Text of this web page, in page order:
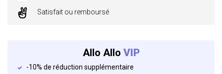
Satisfait ou remboursé
Allo Allo VIP
-10% de réduction supplémentaire